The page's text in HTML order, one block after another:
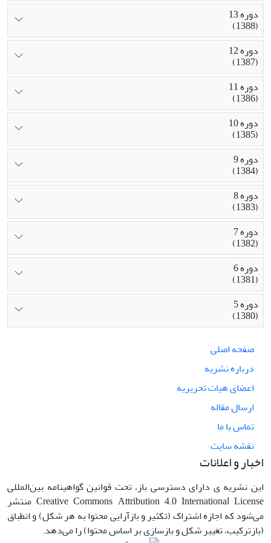
دوره 13
(1388)
دوره 12
(1387)
دوره 11
(1386)
دوره 10
(1385)
دوره 9
(1384)
دوره 8
(1383)
دوره 7
(1382)
دوره 6
(1381)
دوره 5
(1380)
صفحه اصلی
درباره نشریه
اعضای هیات تحریریه
ارسال مقاله
تماس با ما
نقشه سایت
اخبار و اعلانات
این نشریه ی دارای دسترسی باز، تحت قوانین گواهینامه بین‌المللی
Creative Commons Attribution 4.0 International License منتشر
می‌شود که اجازه اشتراک (تکثیر و بازآرایی محتوا به هر شکل) و انطباق
(بازترکیب، تغییر شکل و بازسازی بر اساس محتوا) را می‌دهد.